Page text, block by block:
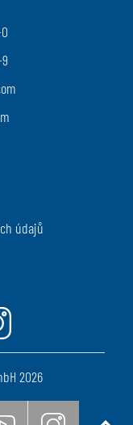
údajů
2026